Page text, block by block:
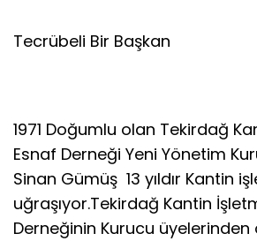
Tecrübeli Bir Başkan
1971 Doğumlu olan Tekirdağ
Esnaf Derneği Yeni Yönetim
Sinan Gümüş 13 yıldır Kantin
uğraşıyor.Tekirdağ Kantin
Derneğinin Kurucu üyelerinden